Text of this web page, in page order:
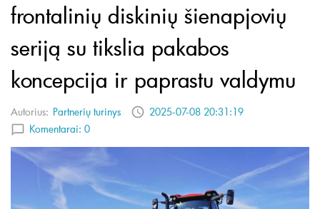
frontalinių diskinių šienapjovių
seriją su tikslia pakabos
koncepcija ir paprastu valdymu
Autorius: Partnerių turinys
2025-07-08 20:31:19
Komentarai: 0